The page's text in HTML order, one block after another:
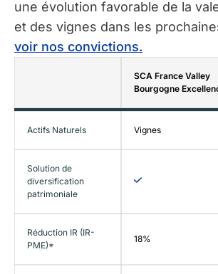
une évolution favorable de la
et des vignes dans les
voir nos convictions.
SCA France Valley
Bourgogne
Actifs Naturels Vignes
Solution de
diversification
patrimoniale
Réduction IR (IR-
PME)*
18%